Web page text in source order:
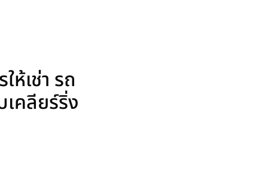
ห้เช่า รถ
คลียร์ริ่ง